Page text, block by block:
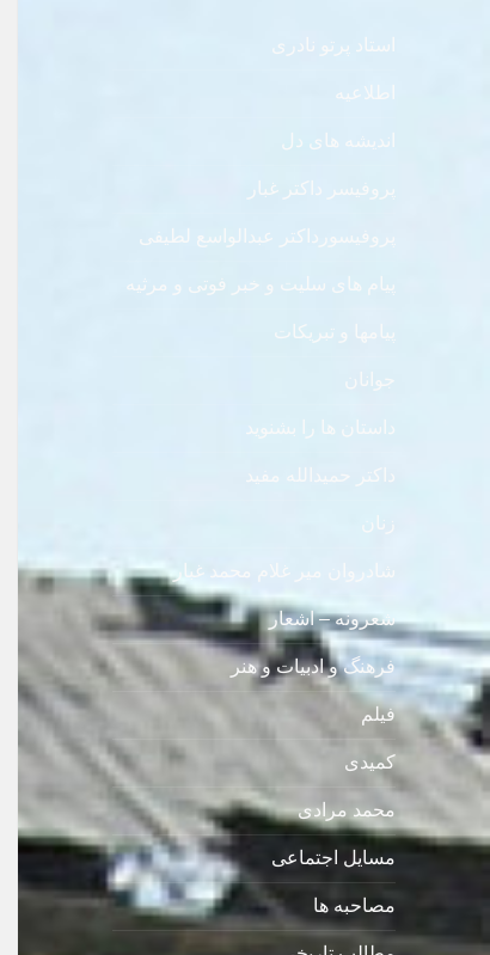
استاد پرتو نادری
اطلاعیه
اندیشه های دل
پروفیسر داکتر غبار
پروفیسورداکتر عبدالواسع لطیفی
پیام های سلیت و خبر فوتی و مرثیه
پیامها و تبریکات
جوانان
داستان ها را بشنوید
داکتر حمیدالله مفید
زنان
شادروان میر غلام محمد غبار
شعرونه – اشعار
فرهنگ و ادبیات و هنر
فیلم
کمیدی
محمد مرادی
مسایل اجتماعی
مصاحبه ها